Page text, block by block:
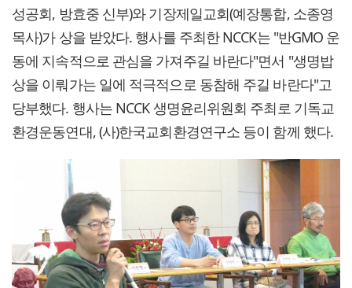
성공회, 방효중 신부)와 기장제일교회(예장통합, 소종영
목사)가 상을 받았다. 행사를 주최한 NCCK는 "반GMO 운
동에 지속적으로 관심을 가져주길 바란다"면서 "생명밥
상을 이뤄가는 일에 적극적으로 동참해 주길 바란다"고
당부했다. 행사는 NCCK 생명윤리위원회 주최로 기독교
환경운동연대, (사)한국교회환경연구소 등이 함께 했다.